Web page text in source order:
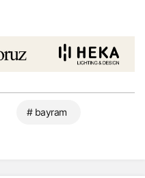
# bayram